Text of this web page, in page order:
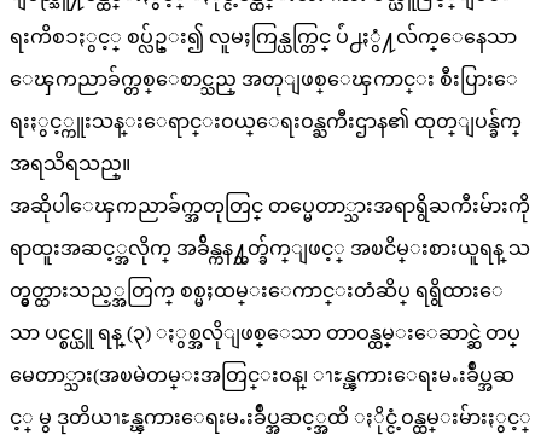
ရးကိစၥႏွင့္ စပ္လ်ဥ္း၍ လူမႈကြန္ယက္တြင္ ပ်ံ႕ႏွံ႔လ်က္ေနေသာ
ေၾကညာခ်က္တစ္ေစာင္သည္ အတုျဖစ္ေၾကာင္း စီးပြားေ
ရးႏွင့္ကူးသန္းေရာင္းဝယ္ေရးဝန္ႀကီးဌာန၏ ထုတ္ျပန္ခ်က္
အရသိရသည္။
အဆိုပါေၾကညာခ်က္အတုတြင္ တပ္မေတာ္သားအရာရွိႀကီးမ်ားကို
ရာထူးအဆင့္အလိုက္ အခ်ိန္ကန႔္သတ္ခ်က္ျဖင့္ အၿငိမ္းစားယူရန္ သ
တ္မွတ္ထားသည့္အတြက္ စစ္မႈထမ္းေကာင္းတံဆိပ္ ရရွိထားေ
သာ ပင္စင္ယူ ရန္ (၃) ႏွစ္အလိုျဖစ္ေသာ တာဝန္ထမ္းေဆာင္ဆဲ တပ္
မေတာ္သား(အၿမဲတမ္းအတြင္းဝန္၊ ၫႊန္ၾကားေရးမႉးခ်ဳပ္အဆ
င့္ မွ ဒုတိယၫႊန္ၾကားေရးမႉးခ်ဳပ္အဆင့္အထိ ႏိုင္ငံ့ဝန္ထမ္းမ်ားႏွင့္